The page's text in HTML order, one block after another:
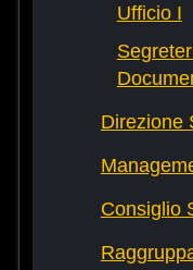
Ufficio I
Direzione
Consiglio